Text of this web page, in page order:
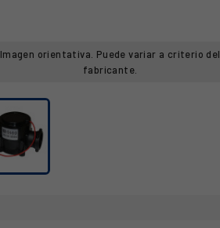
Imagen orientativa. Puede variar a criterio del
fabricante.